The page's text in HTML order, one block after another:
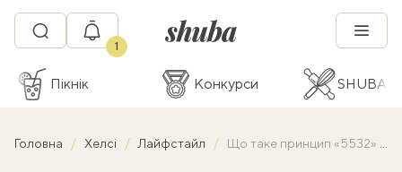
1
Пікнік Конкурси SHUBA
Головна Хелсі Лайфстайл Що таке принцип «5532» і чому це найкраще рішення для здорового харчування дитини